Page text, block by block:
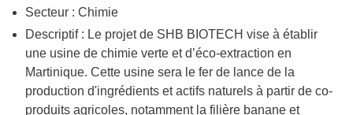
Secteur : Chimie
Descriptif : Le projet de SHB BIOTECH vise à établir
une usine de chimie verte et d’éco-extraction en
Martinique. Cette usine sera le fer de lance de la
production d'ingrédients et actifs naturels à partir de co-
produits agricoles, notamment la filière banane et